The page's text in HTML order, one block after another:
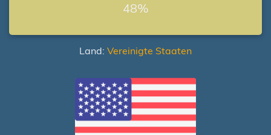
48%
Land: Vereinigte Staaten